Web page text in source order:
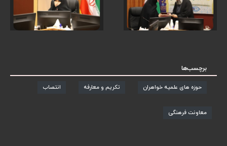
برچسب‌ها
حوزه های علمیه خواهران تکریم و معارفه انتصاب
معاونت فرهنگی